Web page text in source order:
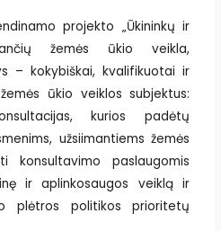
projekto „Ūkininkų ir
žemės ūkio veikla,
– kokybiškai, kvalifikuotai ir
ūkio veiklos subjektus:
kurios padėtų
užsiimantiems žemės
konsultavimo paslaugomis
ir aplinkosaugos veiklą ir
plėtros politikos prioritetų